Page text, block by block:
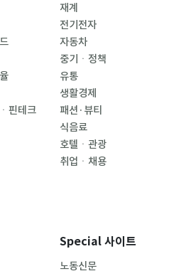
핀테크
재계
전기전자
자동차
중기ㆍ정책
유통
생활경제
패션·뷰티
식음료
호텔ㆍ관광
취업ㆍ채용
Special 사이트
노동신문